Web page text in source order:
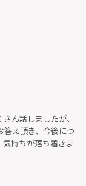
ん話しましたが、
答え頂き、今後につ
持ちが落ち着きま